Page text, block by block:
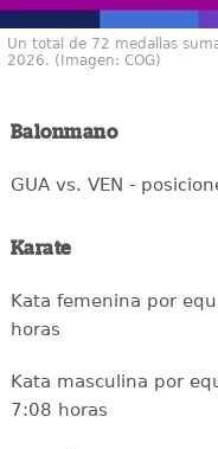
Un total de 72 medallas
2026. (Imagen: COG)
Balonmano
GUA vs. VEN -
Karate
Kata femenina por
horas
Kata masculina por
7:08 horas